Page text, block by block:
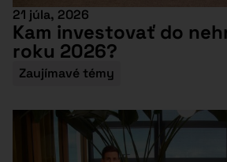
21 júla, 2026
Kam investovať do
roku 2026?
Zaujímavé témy